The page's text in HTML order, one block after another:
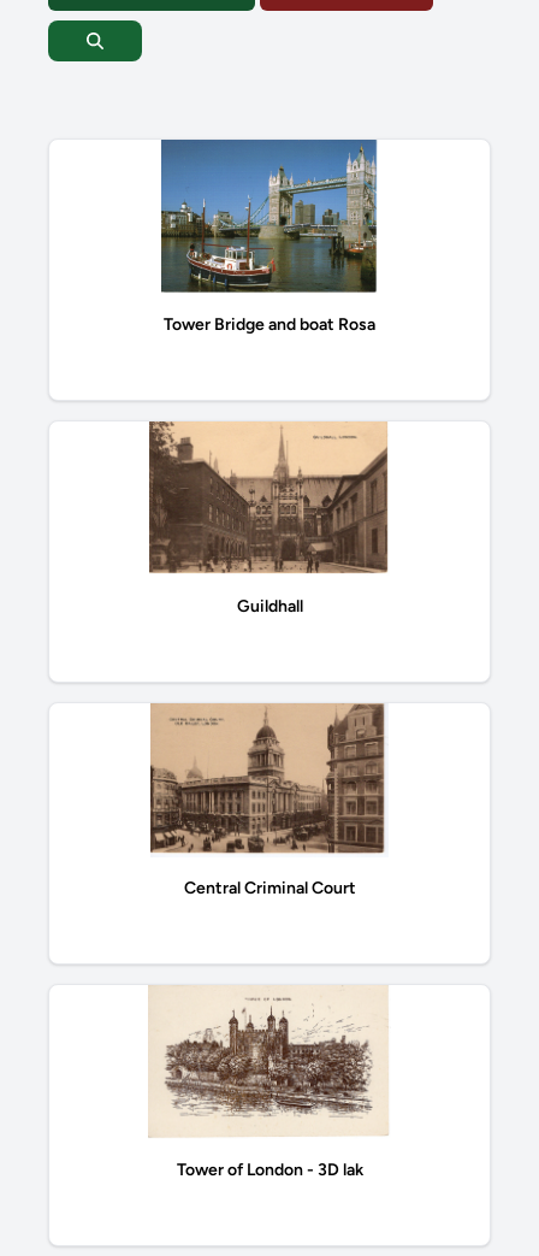
Tower Bridge and boat Rosa
Guildhall
Central Criminal Court
Tower of London - 3D lak